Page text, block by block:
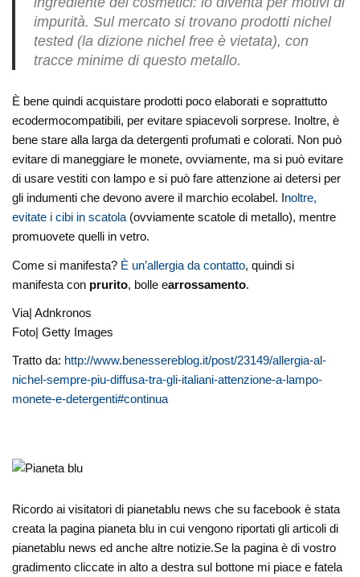
impurità. Sul mercato si trovano prodotti nichel
tested (la dizione nichel free è vietata), con
tracce minime di questo metallo.
È bene quindi acquistare prodotti poco elaborati e soprattutto
ecodermocompatibili, per evitare spiacevoli sorprese. Inoltre, è
bene stare alla larga da detergenti profumati e colorati. Non può
evitare di maneggiare le monete, ovviamente, ma si può evitare
di usare vestiti con lampo e si può fare attenzione ai detersi per
gli indumenti che devono avere il marchio ecolabel. Inoltre,
evitate i cibi in scatola (ovviamente scatole di metallo), mentre
promuovete quelli in vetro.
Come si manifesta? È un’allergia da contatto, quindi si
manifesta con prurito, bolle earrossamento.
Via| Adnkronos
Foto| Getty Images
Tratto da: http://www.benessereblog.it/post/23149/allergia-al-
nichel-sempre-piu-diffusa-tra-gli-italiani-attenzione-a-lampo-
monete-e-detergenti#continua
Ricordo ai visitatori di pianetablu news che su facebook è stata
creata la pagina pianeta blu in cui vengono riportati gli articoli di
pianetablu news ed anche altre notizie.Se la pagina è di vostro
gradimento cliccate in alto a destra sul bottone mi piace e fatela